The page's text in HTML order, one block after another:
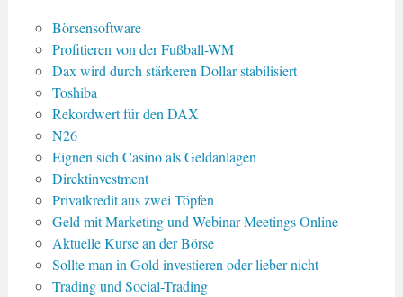
Börsensoftware
Profitieren von der Fußball-WM
Dax wird durch stärkeren Dollar stabilisiert
Toshiba
Rekordwert für den DAX
N26
Eignen sich Casino als Geldanlagen
Direktinvestment
Privatkredit aus zwei Töpfen
Geld mit Marketing und Webinar Meetings Online
Aktuelle Kurse an der Börse
Sollte man in Gold investieren oder lieber nicht
Trading und Social-Trading